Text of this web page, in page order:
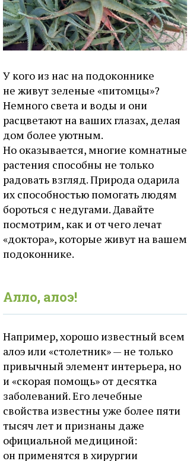
У кого из нас на подоконнике
не живут зеленые «питомцы»?
Немного света и воды и они
расцветают на ваших глазах, делая
дом более уютным.
Но оказывается, многие комнатные
растения способны не только
радовать взгляд. Природа одарила
их способностью помогать людям
бороться с недугами. Давайте
посмотрим, как и от чего лечат
«доктора», которые живут на вашем
подоконнике.
Алло, алоэ!
Например, хорошо известный всем
алоэ или «столетник» — не только
привычный элемент интерьера, но
и «скорая помощь» от десятка
заболеваний. Его лечебные
свойства известны уже более пяти
тысяч лет и признаны даже
официальной медициной:
он применятся в хирургии